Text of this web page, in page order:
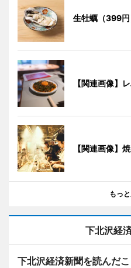
生牡蠣（399円
【関連画像】
【関連画像】
もっ
下北沢経
下北沢経済新聞を読んだ